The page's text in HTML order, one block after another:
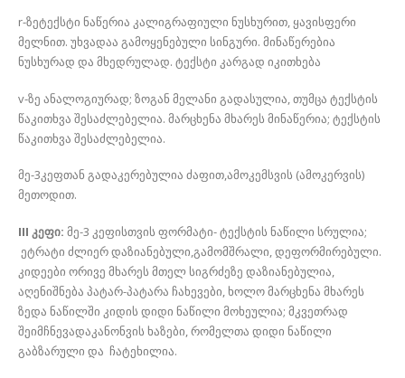
r-ზეტექსტი ნაწერია კალიგრაფიული ნუსხურით, ყავისფერი
მელნით. უხვადაა გამოყენებული სინგური. მინაწერებია
ნუსხურად და მხედრულად. ტექსტი კარგად იკითხება
v-ზე ანალოგიურად; ზოგან მელანი გადასულია, თუმცა ტექსტის
წაკითხვა შესაძლებელია. მარცხენა მხარეს მინაწერია; ტექსტის
წაკითხვა შესაძლებელია.
მე-3კეფთან გადაკერებულია ძაფით,ამოკემსვის (ამოკერვის)
მეთოდით.
III კეფი: მე-3 კეფისთვის ფორმატი- ტექსტის ნაწილი სრულია;
ეტრატი ძლიერ დაზიანებული,გამომშრალი, დეფორმირებული.
კიდეები ორივე მხარეს მთელ სიგრძეზე დაზიანებულია,
აღენიშნება პატარ-პატარა ჩახევები, ხოლო მარცხენა მხარეს
ზედა ნაწილში კიდის დიდი ნაწილი მოხეულია; მკვეთრად
შეიმჩნევადაკანონვის ხაზები, რომელთა დიდი ნაწილი
გაბზარული და ჩატეხილია.